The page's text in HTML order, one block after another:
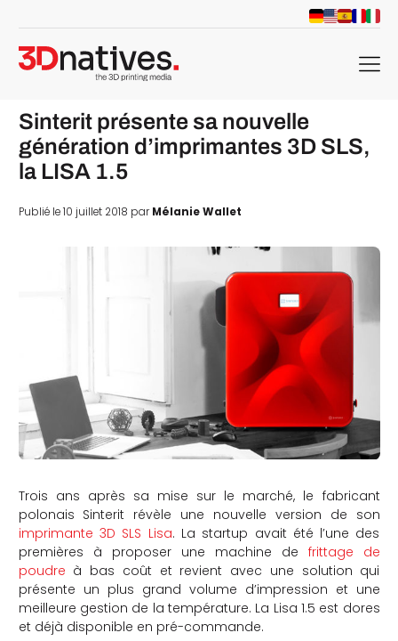
menu
Sinterit présente sa nouvelle
génération d’imprimantes 3D SLS,
la LISA 1.5
Publié le 10 juillet 2018 parMélanie Wallet
Trois ans après sa mise sur le marché, le fabricant
polonais Sinterit révèle une nouvelle version de son
imprimante 3D SLS Lisa. La startup avait été l’une des
premières à proposer une machine de frittage de
poudre à bas coût et revient avec une solution qui
présente un plus grand volume d’impression et une
meilleure gestion de la température. La Lisa 1.5 est dores
et déjà disponible en pré-commande.